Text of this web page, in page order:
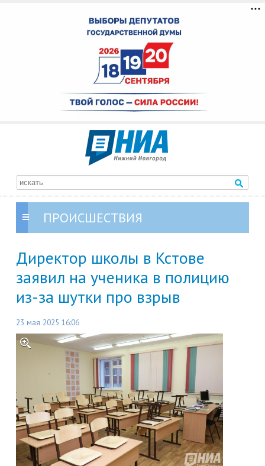
ПРОИСШЕСТВИЯ
Директор школы в Кстове
заявил на ученика в полицию
из-за шутки про взрыв
23 мая 2025 16:06